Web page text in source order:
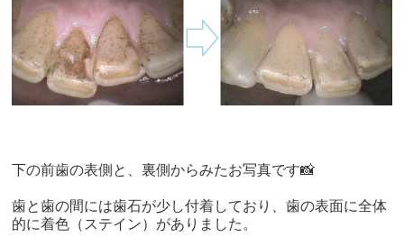
下の前歯の表側と、裏側からみたお写真です📸
歯と歯の間には歯石が少し付着しており、歯の表面に全体
的に着色（ステイン）がありました。